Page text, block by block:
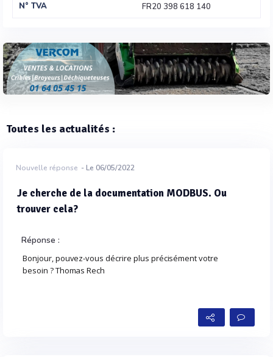
N° TVA
FR20 398 618 140
Toutes les actualités :
Nouvelle réponse - Le 06/05/2022
Je cherche de la documentation MODBUS. Ou
trouver cela?
Réponse :
Bonjour, pouvez-vous décrire plus précisément votre
besoin ? Thomas Rech